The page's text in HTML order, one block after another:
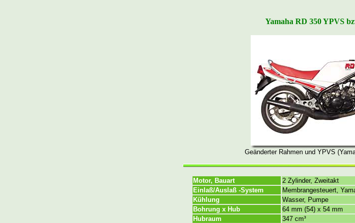
Yamaha RD 350 YPVS
Geänderter Rahmen und YPVS
Motor, Bauart
2 Zylinder, Zweitakt
Einlaß/Auslaß -System
Membrangesteuert,
Kühlung
Wasser, Pumpe
Bohrung x Hub
64 mm (54) x 54 mm
Hubraum
347 cm³